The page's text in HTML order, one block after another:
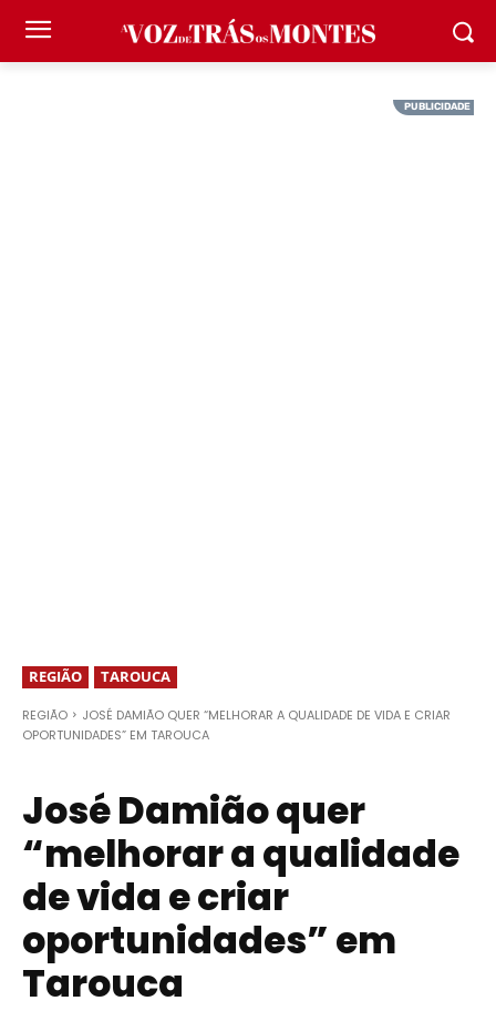
REGIÃO TAROUCA
REGIÃO
JOSÉ DAMIÃO QUER “MELHORAR A QUALIDADE DE VIDA E CRIAR
OPORTUNIDADES” EM TAROUCA
José Damião quer
“melhorar a qualidade
de vida e criar
oportunidades” em
Tarouca